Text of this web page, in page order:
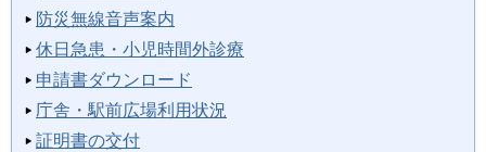
防災無線音声案内
休日急患・小児時間外診療
申請書ダウンロード
庁舎・駅前広場利用状況
証明書の交付